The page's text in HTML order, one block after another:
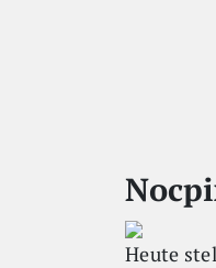
Heute